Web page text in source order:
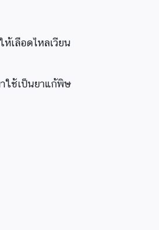
เลือดไหลเวียน
ใช้เป็นยาแก้พิษ